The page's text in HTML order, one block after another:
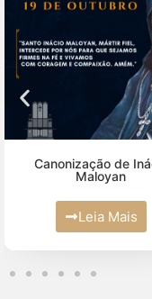
Abril (10)
Fevereiro (2)
Janeiro (4)
Canonização de
Maloyan
Leia Mais